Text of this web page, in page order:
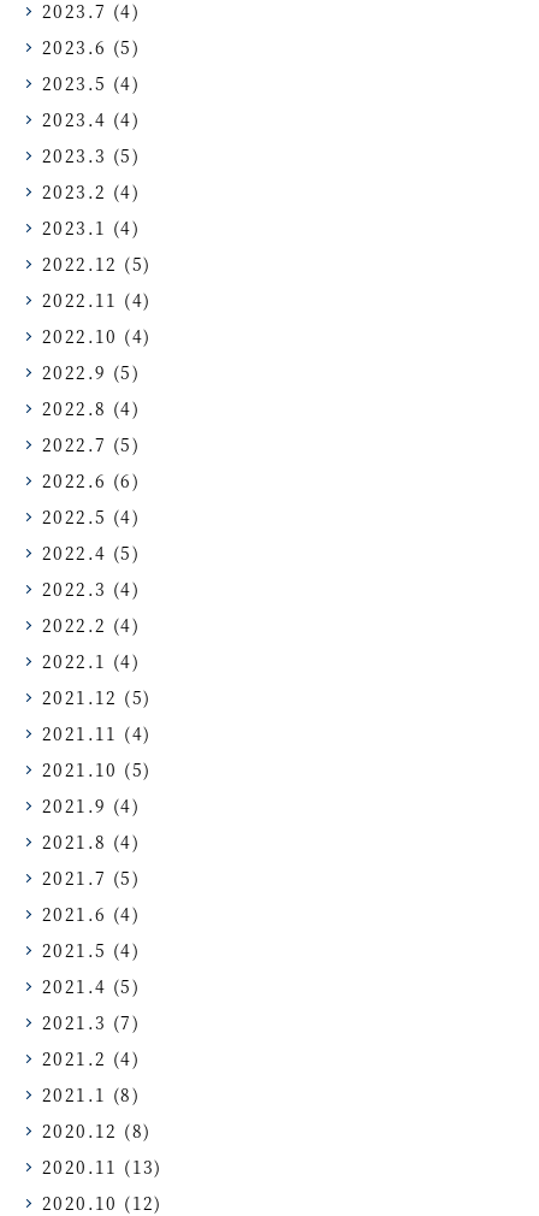
2023.7 (4)
2023.6 (5)
2023.5 (4)
2023.4 (4)
2023.3 (5)
2023.2 (4)
2023.1 (4)
2022.12 (5)
2022.11 (4)
2022.10 (4)
2022.9 (5)
2022.8 (4)
2022.7 (5)
2022.6 (6)
2022.5 (4)
2022.4 (5)
2022.3 (4)
2022.2 (4)
2022.1 (4)
2021.12 (5)
2021.11 (4)
2021.10 (5)
2021.9 (4)
2021.8 (4)
2021.7 (5)
2021.6 (4)
2021.5 (4)
2021.4 (5)
2021.3 (7)
2021.2 (4)
2021.1 (8)
2020.12 (8)
2020.11 (13)
2020.10 (12)